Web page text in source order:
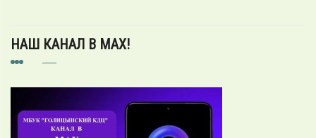
НАШ КАНАЛ В MAX!